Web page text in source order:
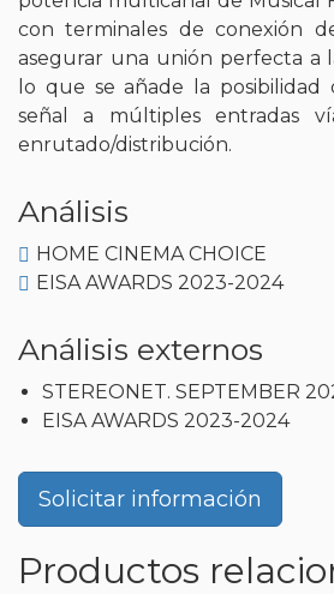
con terminales de conexión
asegurar una unión perfecta a
lo que se añade la posibilidad
señal a múltiples entradas
enrutado/distribución.
Análisis
HOME CINEMA CHOICE
EISA AWARDS 2023-2024
Análisis externos
STEREONET. SEPTEMBER
EISA AWARDS 2023-2024
Solicitar información
Productos